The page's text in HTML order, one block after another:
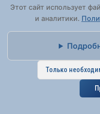
Федерального закона
принимаются только: по
Этот сайт использует
и аналитики.
Только